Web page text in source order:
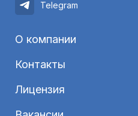
Telegram
О компании
Контакты
Лицензия